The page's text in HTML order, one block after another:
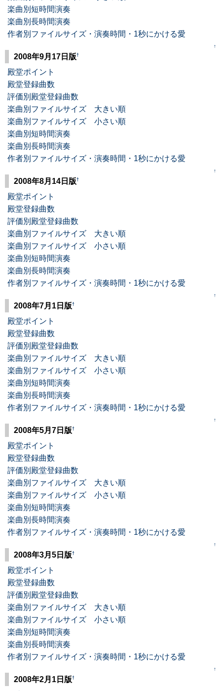
楽曲別短時間演奏
楽曲別長時間演奏
作者別ファイルサイズ・演奏時間・1秒にかける愛
↑
2008年9月17日版†
殿堂ポイント
殿堂登録曲数
評価別殿堂登録曲数
楽曲別ファイルサイズ 大きい順
楽曲別ファイルサイズ 小さい順
楽曲別短時間演奏
楽曲別長時間演奏
作者別ファイルサイズ・演奏時間・1秒にかける愛
↑
2008年8月14日版†
殿堂ポイント
殿堂登録曲数
評価別殿堂登録曲数
楽曲別ファイルサイズ 大きい順
楽曲別ファイルサイズ 小さい順
楽曲別短時間演奏
楽曲別長時間演奏
作者別ファイルサイズ・演奏時間・1秒にかける愛
↑
2008年7月1日版†
殿堂ポイント
殿堂登録曲数
評価別殿堂登録曲数
楽曲別ファイルサイズ 大きい順
楽曲別ファイルサイズ 小さい順
楽曲別短時間演奏
楽曲別長時間演奏
作者別ファイルサイズ・演奏時間・1秒にかける愛
↑
2008年5月7日版†
殿堂ポイント
殿堂登録曲数
評価別殿堂登録曲数
楽曲別ファイルサイズ 大きい順
楽曲別ファイルサイズ 小さい順
楽曲別短時間演奏
楽曲別長時間演奏
作者別ファイルサイズ・演奏時間・1秒にかける愛
↑
2008年3月5日版†
殿堂ポイント
殿堂登録曲数
評価別殿堂登録曲数
楽曲別ファイルサイズ 大きい順
楽曲別ファイルサイズ 小さい順
楽曲別短時間演奏
楽曲別長時間演奏
作者別ファイルサイズ・演奏時間・1秒にかける愛
↑
2008年2月1日版†